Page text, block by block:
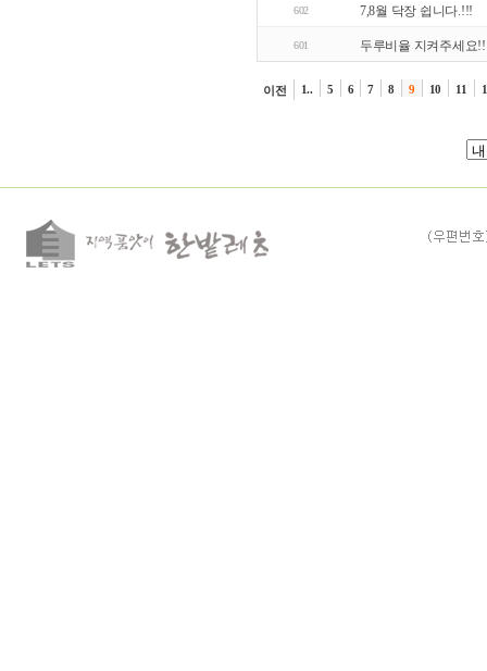
602 7,8월 닥장 쉽니다.!!!
601 두루비율 지켜주세요
이전 1.. 5 6 7 8 9 10 11